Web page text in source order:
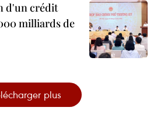
d'un crédit
milliards de
plus